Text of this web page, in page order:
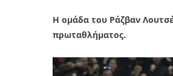
Η ομάδα του Ράζβαν
πρωταθλήματος.